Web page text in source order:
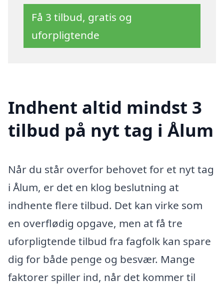
Få 3 tilbud, gratis og
uforpligtende
Indhent altid mindst 3
tilbud på nyt tag i Ålum
Når du står overfor behovet for et nyt tag
i Ålum, er det en klog beslutning at
indhente flere tilbud. Det kan virke som
en overflødig opgave, men at få tre
uforpligtende tilbud fra fagfolk kan spare
dig for både penge og besvær. Mange
faktorer spiller ind, når det kommer til